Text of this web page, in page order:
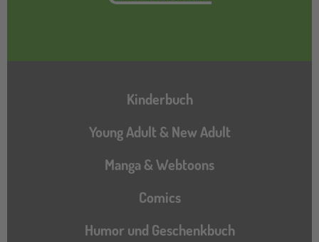
Hauptnavigation
Kinderbuch
Young Adult & New Adult
Manga & Webtoons
Comics
Humor und Geschenkbuch